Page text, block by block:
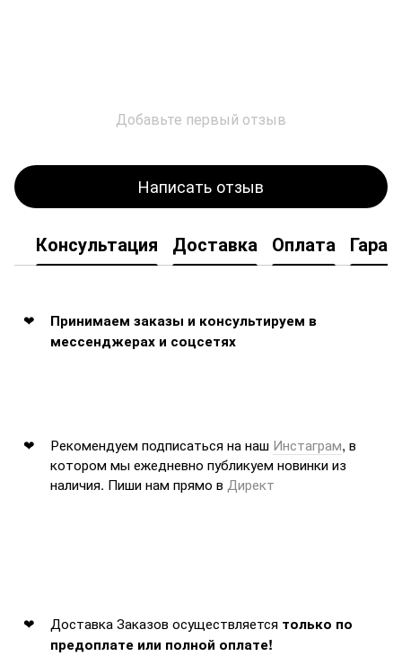
Добавьте первый отзыв
Написать отзыв
Консультация Доставка Оплата
Принимаем заказы и консультируем в
мессенджерах и соцсетях
Рекомендуем подписаться на наш Инстаграм, в
котором мы ежедневно публикуем новинки из
наличия. Пиши нам прямо в Директ
Доставка Заказов осуществляется только по
предоплате или полной оплате!